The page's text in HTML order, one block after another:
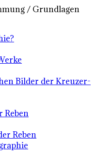
/ Grundlagen
Bilder der Kreuzer-
Reben
Reben